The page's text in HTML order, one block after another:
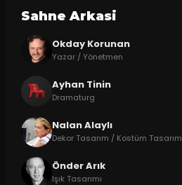
Sahne Arkasi
Okday Korunan
Yazar / Yönetmen
Ayhan Tinin
Dramaturg
Nalan Alaylı
Dekor Tasarım / Kostüm Tasarım
Önder Arık
Işık Tasarımı